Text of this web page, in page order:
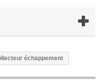
échappement